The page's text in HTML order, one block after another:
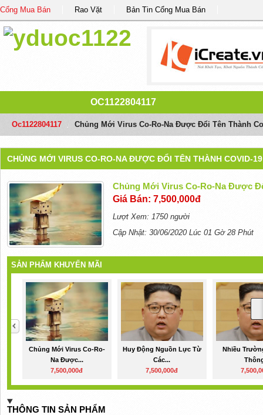
Cổng Mua Bán Rao Vặt Bản Tin Cổng Mua Bán
OC1122804117
Oc1122804117 Chủng Mới Virus Co-Ro-Na Được Đổi Tên Thành
CHỦNG MỚI VIRUS CO-RO-NA ĐƯỢC ĐỔI TÊN THÀNH COVID-19
Chủng Mới Virus Co-Ro-Na Được
Giá Bán: 7,500,000đ
Lượt Xem: 1750 người
Cập Nhật: 30/06/2020 Lúc 01 Gờ 28 Phút
SẢN PHẨM KHUYẾN MÃI
Chủng Mới Virus Co-Ro-
Na Được...
7,500,000đ
Huy Động Nguồn Lực Từ
Các...
7,500,000đ
Nhiều
THÔNG TIN SẢN PHẨM